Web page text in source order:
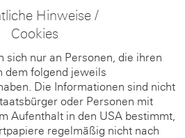
Hinweise /
Cookies
sich nur an Personen, die ihren
dem folgend jeweils
Die Informationen sind nicht
oder Personen mit
Aufenthalt in den USA bestimmt,
regelmäßig nicht nach